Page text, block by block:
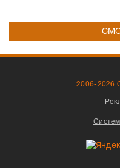
2006-